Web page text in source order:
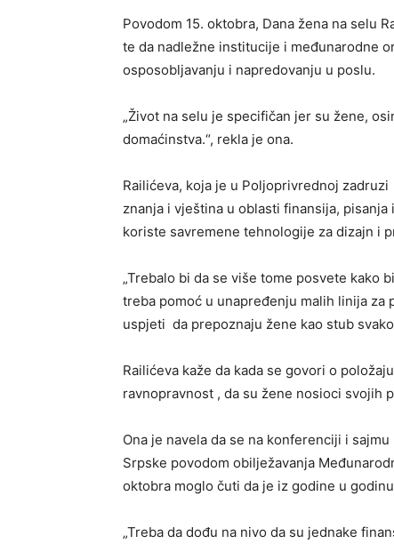
Povodom 15. oktobra, Dana žena na selu
te da nadležne institucije i međunarodne
osposobljavanju i napredovanju u poslu.
„Život na selu je specifičan jer su žene,
domaćinstva.“, rekla je ona.
Railićeva, koja je u Poljoprivrednoj
znanja i vještina u oblasti finansija,
koriste savremene tehnologije za dizajn i
„Trebalo bi da se više tome posvete kako
treba pomoć u unapređenju malih linija za
uspjeti da prepoznaju žene kao stub
Railićeva kaže da kada se govori o
ravnopravnost , da su žene nosioci svojih
Ona je navela da se na konferenciji i
Srpske povodom obilježavanja
oktobra moglo čuti da je iz godine u
„Treba da dođu na nivo da su jednake